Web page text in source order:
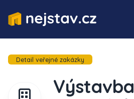
Detail veřejné zakázky
Výstavba